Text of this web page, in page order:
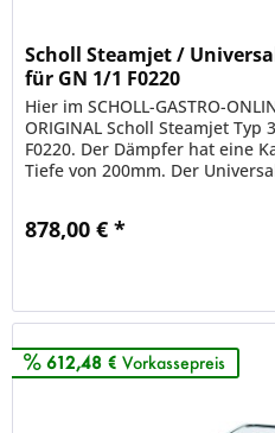
Scholl Steamjet /
für GN 1/1 F0220
Hier im SCHOLL-GASTRO-
ORIGINAL Scholl Steamjet
F0220. Der Dämpfer hat eine
Tiefe von 200mm. Der
878,00 € *
612,48 € Vorkassepreis